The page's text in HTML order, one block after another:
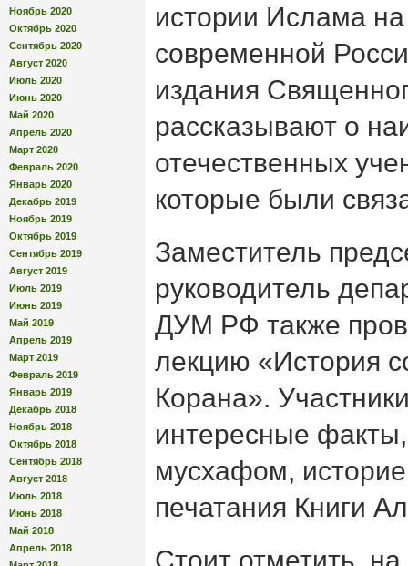
Ноябрь 2020
Октябрь 2020
Сентябрь 2020
Август 2020
Июль 2020
Июнь 2020
Май 2020
Апрель 2020
Март 2020
Февраль 2020
Январь 2020
Декабрь 2019
Ноябрь 2019
Октябрь 2019
Сентябрь 2019
Август 2019
Июль 2019
Июнь 2019
Май 2019
Апрель 2019
Март 2019
Февраль 2019
Январь 2019
Декабрь 2018
Ноябрь 2018
Октябрь 2018
Сентябрь 2018
Август 2018
Июль 2018
Июнь 2018
Май 2018
Апрель 2018
истории Ислама
современной
издания
рассказывают о
отечественных
которые были
Заместитель
руководитель
ДУМ РФ также
лекцию «История
Корана».
интересные
мусхафом,
печатания Книги